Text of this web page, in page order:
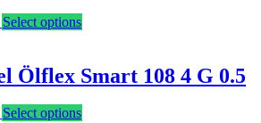
Select options
Ölflex Smart 108 4 G 0.5
Select options